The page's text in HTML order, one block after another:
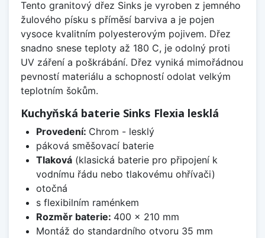
Tento granitový dřez Sinks je vyroben z jemného
žulového písku s příměsí barviva a je pojen
vysoce kvalitním polyesterovým pojivem. Dřez
snadno snese teploty až 180 C, je odolný proti
UV záření a poškrábání. Dřez vyniká mimořádnou
pevností materiálu a schopností odolat velkým
teplotním šokům.
Kuchyňská baterie Sinks Flexia lesklá
Provedení: Chrom - lesklý
páková směšovací baterie
Tlaková(klasická baterie pro připojení k
vodnímu řádu nebo tlakovému ohřívači)
otočná
s flexibilním raménkem
Rozměr baterie: 400 x 210 mm
Montáž do standardního otvoru 35 mm